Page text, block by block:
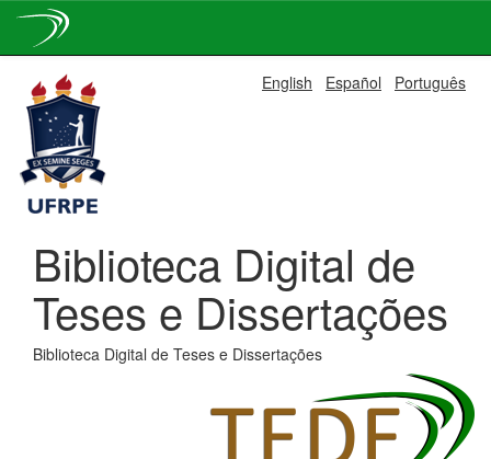
navigation
English Español Português
Biblioteca Digital de
Teses e Dissertações
Biblioteca Digital de Teses e Dissertações